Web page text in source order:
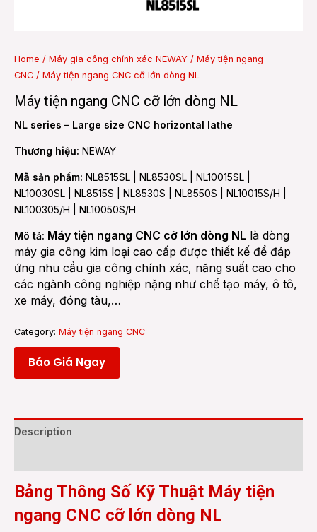
Home / Máy gia công chính xác NEWAY / Máy tiện ngang
CNC / Máy tiện ngang CNC cỡ lớn dòng NL
Máy tiện ngang CNC cỡ lớn dòng NL
NL series – Large size CNC horizontal lathe
Thương hiệu: NEWAY
Mã sản phẩm: NL8515SL | NL8530SL | NL10015SL |
NL10030SL | NL8515S | NL8530S | NL8550S | NL10015S/H |
NL100305/H | NL10050S/H
Mô tả: Máy tiện ngang CNC cỡ lớn dòng NL là dòng
máy gia công kim loại cao cấp được thiết kế để đáp
ứng nhu cầu gia công chính xác, năng suất cao cho
các ngành công nghiệp nặng như chế tạo máy, ô tô,
xe máy, đóng tàu,…
Category: Máy tiện ngang CNC
Báo Giá Ngay
Description
Bảng Thông Số Kỹ Thuật Máy tiện
ngang CNC cỡ lớn dòng NL